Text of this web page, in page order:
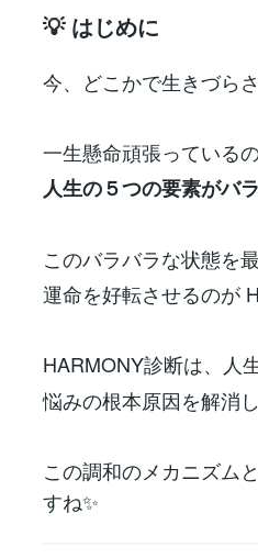
💡 はじめに
今、どこかで生きづら
一生懸命頑張っている
人生の５つの要素がバ
このバラバラな状態を
運命を好転させるのが
HARMONY診断は、人
悩みの根本原因を解消
この調和のメカニズム
すね✨